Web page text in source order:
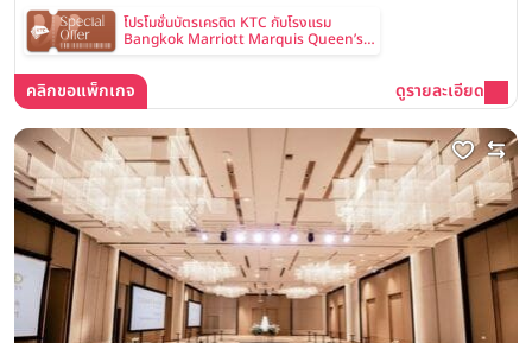
โปรโมชั่นบัตรเครดิต KTC กับโรงแรม
Bangkok Marriott Marquis Queen’s
คลิกขอแพ็กเกจ ดูรายละเอียด